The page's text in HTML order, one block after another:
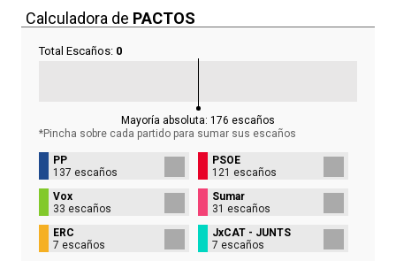
Calculadora de PACTOS
Total Escaños: 0
Mayoría absoluta: 176 escaños
*Pincha sobre cada partido para sumar sus escaños
PP
137 escaños
PSOE
121 escaños
Vox
33 escaños
Sumar
31 escaños
ERC
7 escaños
JxCAT - JUNTS
7 escaños